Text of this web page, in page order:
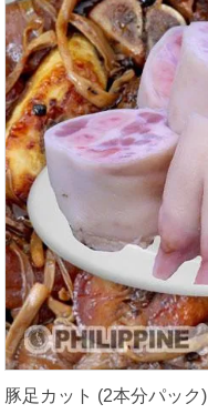
豚足カット (2本分パック)